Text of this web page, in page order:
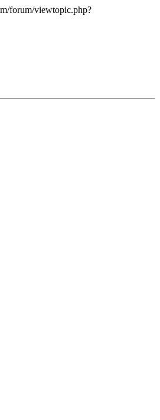
forum/viewtopic.php?